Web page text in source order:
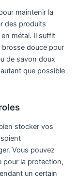
maintenir la
des produits
métal. Il suffit
brosse douce pour
de savon doux
que possible
stocker vos
soient
Vous pouvez
pour la protection,
un certain